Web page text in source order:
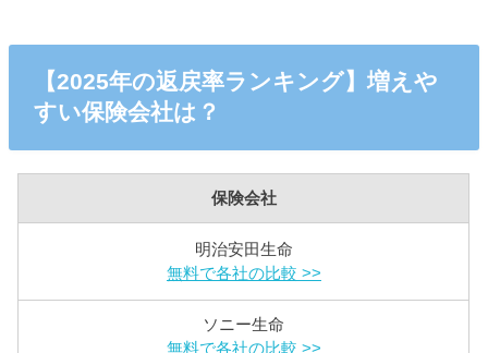
【2025年の返戻率ランキング】増えや
すい保険会社は？
保険会社
明治安田生命
無料で各社の比較 >>
ソニー生命
無料で各社の比較 >>